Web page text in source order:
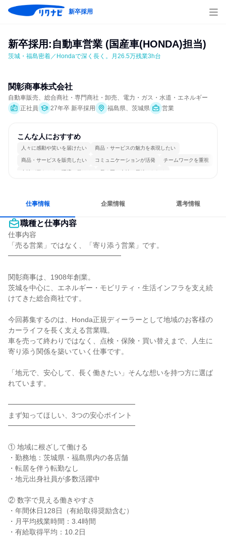
新卒採用
新卒採用:自動車営業 (国産車(HONDA)担当)
茨城・福島密着／Hondaで深く長く。月26.5万残業3h台
関彰商事株式会社
自動車販売、総合商社・専門商社・卸売、電力・ガス・水道・エネルギー
正社員
27年卒 新卒採用 福島県、茨城県 営業
こんな人におすすめ
人々に感動や笑いを届けたい 商品・サービスの魅力を表現したい
商品・サービスを販売したい コミュニケーションが活発 チームワークを重視
女性が働きやすい環境で働ける 長く同じ会社に居続けられる
仕事情報 企業情報 選考情報
職種と仕事内容
仕事内容
「売る営業」ではなく、「寄り添う営業」です。
━━━━━━━━━━━━━━━━
関彰商事は、1908年創業。
茨城を中心に、エネルギー・モビリティ・生活インフラを支え続
けてきた総合商社です。
今回募集するのは、Honda正規ディーラーとして地域のお客様の
カーライフを長く支える営業職。
車を売って終わりではなく、点検・保険・買い替えまで、人生に
寄り添う関係を築いていく仕事です。
「地元で、安心して、長く働きたい」そんな想いを持つ方に選ば
れています。
━━━━━━━━━━━━━━━━━━
まず知ってほしい、3つの安心ポイント
━━━━━━━━━━━━━━━━━━
① 地域に根ざして働ける
・勤務地：茨城県・福島県内の各店舗
・転居を伴う転勤なし
・地元出身社員が多数活躍中
② 数字で見える働きやすさ
・年間休日128日（有給取得奨励含む）
・月平均残業時間：3.4時間
・有給取得平均：10.2日